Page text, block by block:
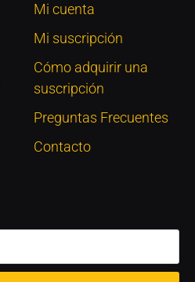
Mi cuenta
Mi suscripción
Cómo adquirir una
suscripción
Preguntas Frecuentes
Contacto